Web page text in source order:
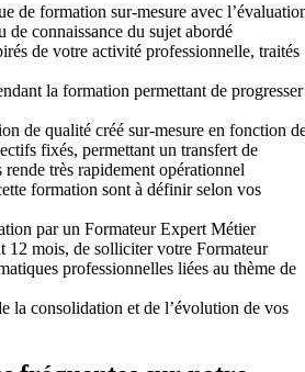
de formation sur-mesure avec
de connaissance du sujet abordé
de votre activité professionnelle, traités
la formation permettant de progresser
de qualité créé sur-mesure en fonction
fixés, permettant un transfert de
très rapidement opérationnel
formation sont à définir selon vos
par un Formateur Expert Métier
12 mois, de solliciter votre Formateur
professionnelles liées au thème de
la consolidation et de l’évolution de vos